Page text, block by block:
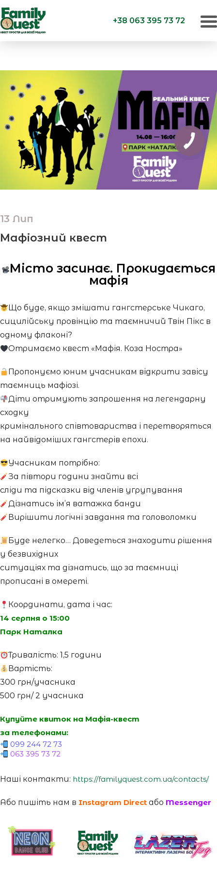
+38 063 395 73 72
13 Лип
Мафіозний квест
Місто засинає. Прокидається
мафія
Що буде, якщо змішати гангстерське Чикаго,
сицилійську провінцію та таємничий Твін Пікс в
одному флаконі?
Отримаємо квест «Мафія. Коза Ностра»
Пропонуємо юним учасникам відкрити завісу
таємниць мафіозі.
Діти отримують запрошення на легендарну
сходку
кримінального співтовариства і перетворяться
на найвідоміших гангстерів епохи.
Учасникам потрібно:
За півтори години знайти всі
сліди та підсказки від членів угрупування
Дізнатись ім’я ватажка банди
Вирішити логічні завдання та головоломки
Буде нелегко… Доведеться знаходити рішення
у безвихідних
ситуаціях та дізнатись, що за таємниці
прописані в омереті.
Координати, дата і час:
14 серпня о 15:00
Парк Наталка
Тривалість: 1,5 години
Вартість:
300 грн/учасника
500 грн/ 2 учасника
Купуйте квиток на Мафія-квест
за телефонами:
099 244 72 73
063 395 73 72
Наші контакти: https://familyquest.com.ua/contacts/
Або пишіть нам в Instagram Direct або Messenger